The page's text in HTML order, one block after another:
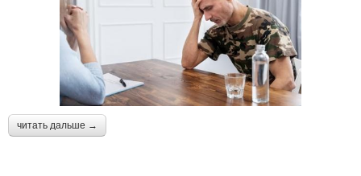
читать дальше →